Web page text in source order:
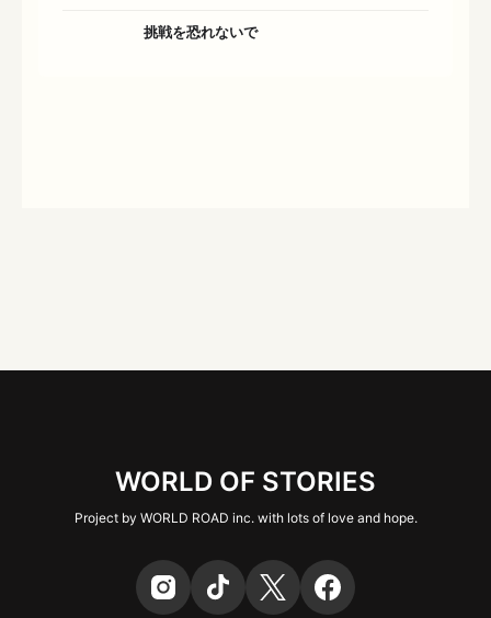
挑戦を恐れないで
WORLD OF STORIES
Project by WORLD ROAD inc. with lots of love and hope.